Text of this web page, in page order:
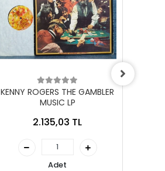
KENNY ROGERS THE GAMBLER
MUSIC LP
2.135,03 TL
Adet